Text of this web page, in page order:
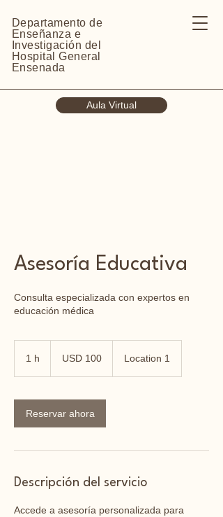
Departamento de
Enseñanza e
Investigación del
Hospital General
Ensenada
Aula Virtual
Asesoría Educativa
Consulta especializada con expertos en
educación médica
1 h
estadounidenses
USD 100 Location 1
Reservar ahora
Descripción del servicio
Accede a asesoría personalizada para